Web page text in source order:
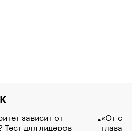
зависит от
Тест для лидеров
«От
глава